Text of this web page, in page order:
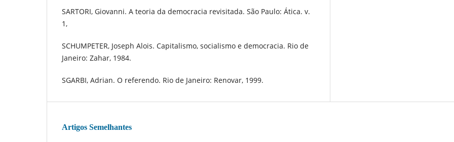
SARTORI, Giovanni. A teoria da democracia revisitada. São Paulo: Ática. v.
1,
SCHUMPETER, Joseph Alois. Capitalismo, socialismo e democracia. Rio de
Janeiro: Zahar, 1984.
SGARBI, Adrian. O referendo. Rio de Janeiro: Renovar, 1999.
Artigos Semelhantes